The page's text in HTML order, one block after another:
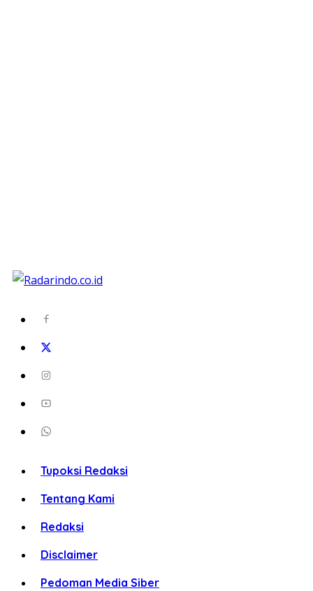
Tupoksi Redaksi
Tentang Kami
Redaksi
Disclaimer
Pedoman Media Siber